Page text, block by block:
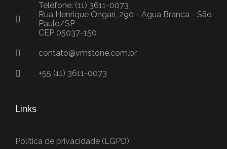
Telefone: (11) 3611-0073
Rua Henrique Ongari, 290 - Água Branca - São
Paulo/SP
CEP 05037-150
contato@vmstone.com.br
+55 (11) 3611-0073
Links
Política de privacidade (LGPD)